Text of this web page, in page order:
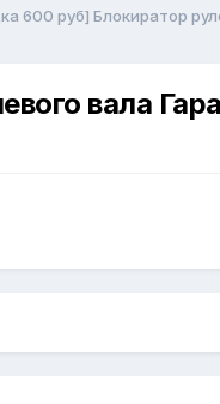
600 руб] Блокиратор
вала